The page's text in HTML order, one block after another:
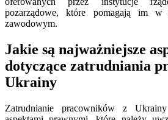
pozarządowe, które pomagają im
zawodowym.
Jakie są najważniejsze
dotyczące zatrudniania
Ukrainy
Zatrudnianie pracowników z